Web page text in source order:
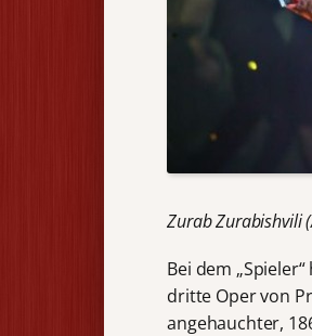
Zurab Zurabishvili
Bei dem
dritte Oper von
angehauchter,